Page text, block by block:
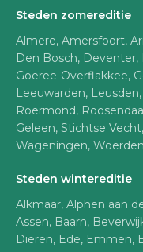
Steden zomereditie
Almere, Amersfoort,
Den Bosch,
Goeree-Overflakkee,
Leeuwarden,
Roermond,
Geleen, Stichtse
Wageningen,
Steden wintereditie
Alkmaar, Alphen aan
Assen, Baarn,
Dieren, Ede, Emmen,